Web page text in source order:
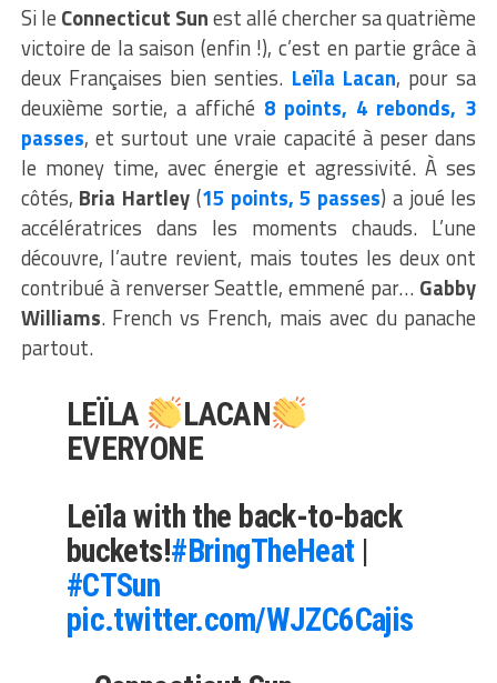
Si le Connecticut Sunest allé chercher sa quatrième
victoire de la saison (enfin !), c’est en partie grâce à
deux Françaises bien senties. Leïla Lacan, pour sa
deuxième sortie, a affiché 8 points, 4 rebonds, 3
passes, et surtout une vraie capacité à peser dans
le money time, avec énergie et agressivité. À ses
côtés, Bria Hartley (15 points, 5 passes) a joué les
accélératrices dans les moments chauds. L’une
découvre, l’autre revient, mais toutes les deux ont
contribué à renverser Seattle, emmené par… Gabby
Williams. French vs French, mais avec du panache
partout.
LEÏLA
LACAN
EVERYONE
Leïla with the back-to-back
buckets!#BringTheHeat |
#CTSun
pic.twitter.com/WJZC6Cajis